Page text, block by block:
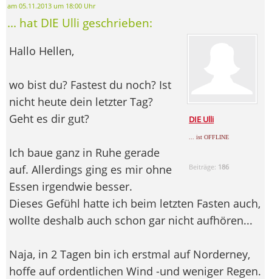
am 05.11.2013 um 18:00 Uhr
... hat DIE Ulli geschrieben:
DIE Ulli
... ist OFFLINE
Beiträge: 186
Hallo Hellen,
wo bist du? Fastest du noch? Ist
nicht heute dein letzter Tag?
Geht es dir gut?
Ich baue ganz in Ruhe gerade
auf. Allerdings ging es mir ohne
Essen irgendwie besser.
Dieses Gefühl hatte ich beim letzten Fasten auch,
wollte deshalb auch schon gar nicht aufhören...
Naja, in 2 Tagen bin ich erstmal auf Norderney,
hoffe auf ordentlichen Wind -und weniger Regen.